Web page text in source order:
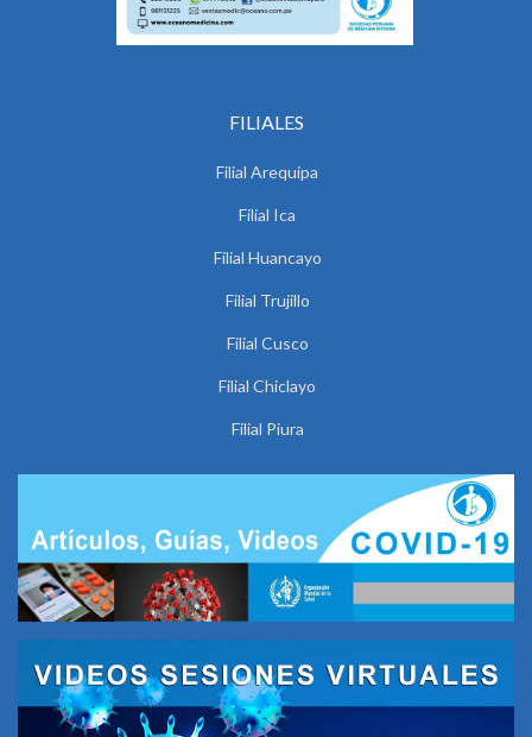
FILIALES
Filial Arequipa
Filial Ica
Filial Huancayo
Filial Trujillo
Filial Cusco
Filial Chiclayo
Filial Piura